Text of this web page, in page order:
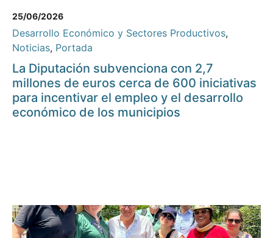
25/06/2026
Desarrollo Económico y Sectores Productivos,
Noticias, Portada
La Diputación subvenciona con 2,7
millones de euros cerca de 600 iniciativas
para incentivar el empleo y el desarrollo
económico de los municipios